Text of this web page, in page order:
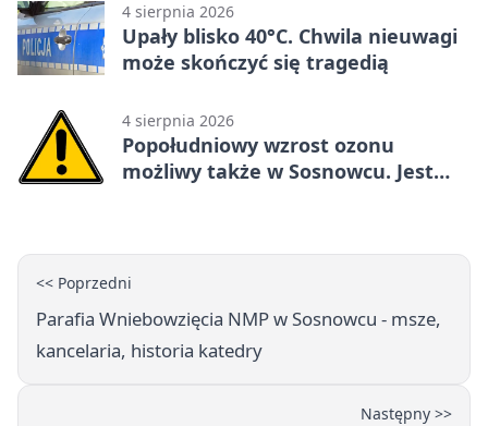
4 sierpnia 2026
Upały blisko 40°C. Chwila nieuwagi
może skończyć się tragedią
4 sierpnia 2026
Popołudniowy wzrost ozonu
możliwy także w Sosnowcu. Jest
<< Poprzedni
Parafia Wniebowzięcia NMP w Sosnowcu - msze,
kancelaria, historia katedry
Następny >>